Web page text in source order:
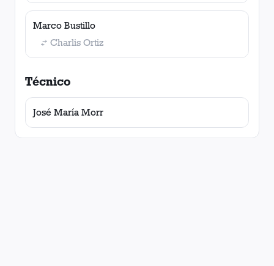
Marco Bustillo
Charlis Ortiz
Técnico
José María Morr